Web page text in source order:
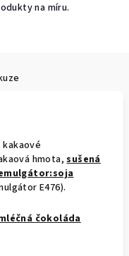
na míru.
kakaové
hmota, sušená
E476).
čokoláda